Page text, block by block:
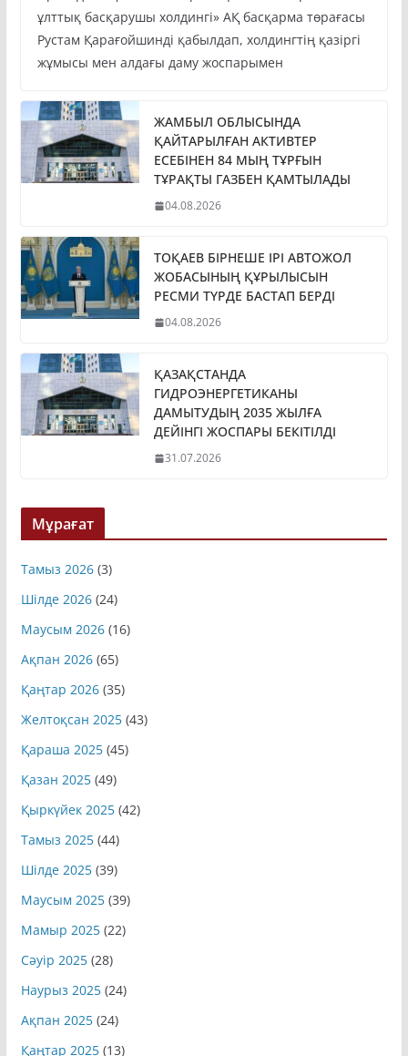
ұлттық басқарушы холдингі» АҚ басқарма төрағасы
Рустам Қарағойшинді қабылдап, холдингтің қазіргі
жұмысы мен алдағы даму жоспарымен
ЖАМБЫЛ ОБЛЫСЫНДА
ҚАЙТАРЫЛҒАН АКТИВТЕР
ЕСЕБІНЕН 84 МЫҢ ТҰРҒЫН
ТҰРАҚТЫ ГАЗБЕН ҚАМТЫЛАДЫ
04.08.2026
ТОҚАЕВ БІРНЕШЕ ІРІ АВТОЖОЛ
ЖОБАСЫНЫҢ ҚҰРЫЛЫСЫН
РЕСМИ ТҮРДЕ БАСТАП БЕРДІ
04.08.2026
ҚАЗАҚСТАНДА
ГИДРОЭНЕРГЕТИКАНЫ
ДАМЫТУДЫҢ 2035 ЖЫЛҒА
ДЕЙІНГІ ЖОСПАРЫ БЕКІТІЛДІ
31.07.2026
Мұрағат
Тамыз 2026(3)
Шілде 2026(24)
Маусым 2026(16)
Ақпан 2026(65)
Қаңтар 2026(35)
Желтоқсан 2025(43)
Қараша 2025(45)
Қазан 2025(49)
Қыркүйек 2025(42)
Тамыз 2025(44)
Шілде 2025(39)
Маусым 2025(39)
Мамыр 2025(22)
Сәуір 2025(28)
Наурыз 2025(24)
Ақпан 2025(24)
Қаңтар 2025(13)